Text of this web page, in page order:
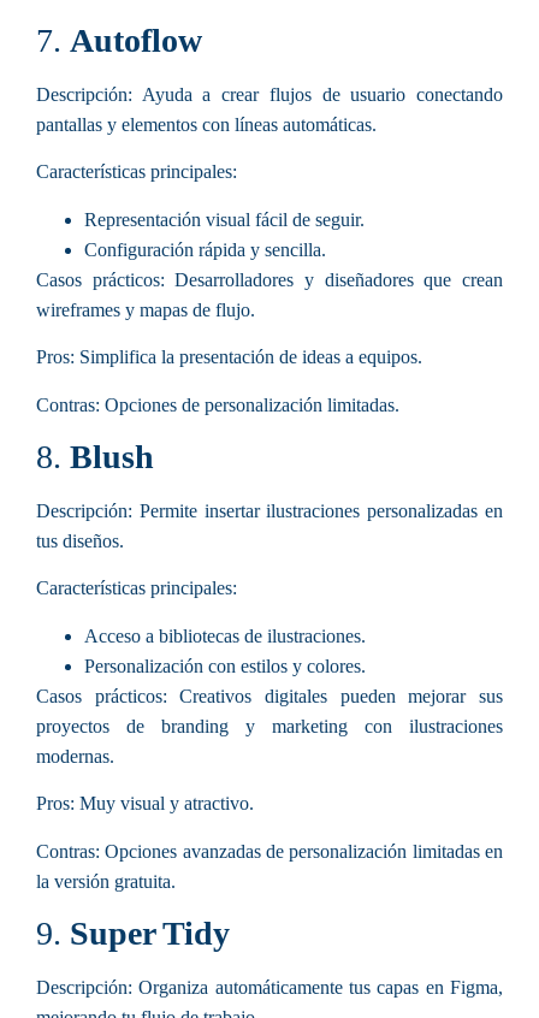
7. Autoflow
Descripción: Ayuda a crear flujos de usuario conectando
pantallas y elementos con líneas automáticas.
Características principales:
Representación visual fácil de seguir.
Configuración rápida y sencilla.
Casos prácticos: Desarrolladores y diseñadores que crean
wireframes y mapas de flujo.
Pros: Simplifica la presentación de ideas a equipos.
Contras: Opciones de personalización limitadas.
8. Blush
Descripción: Permite insertar ilustraciones personalizadas en
tus diseños.
Características principales:
Acceso a bibliotecas de ilustraciones.
Personalización con estilos y colores.
Casos prácticos: Creativos digitales pueden mejorar sus
proyectos de branding y marketing con ilustraciones
modernas.
Pros: Muy visual y atractivo.
Contras: Opciones avanzadas de personalización limitadas en
la versión gratuita.
9. Super Tidy
Descripción: Organiza automáticamente tus capas en Figma,